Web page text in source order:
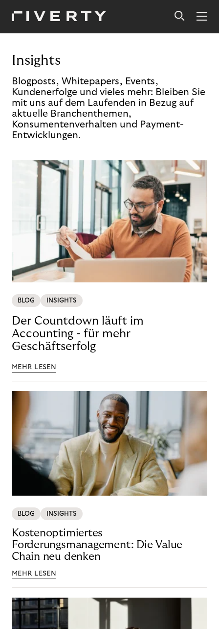
Insights
Blogposts, Whitepapers, Events,
Kundenerfolge und vieles mehr: Bleiben Sie
mit uns auf dem Laufenden in Bezug auf
aktuelle Branchenthemen,
Konsumentenverhalten und Payment-
Entwicklungen.
BLOG INSIGHTS
Der Countdown läuft im
Accounting - für mehr
Geschäftserfolg
MEHR LESEN
BLOG INSIGHTS
Kostenoptimiertes
Forderungsmanagement: Die Value
Chain neu denken
MEHR LESEN